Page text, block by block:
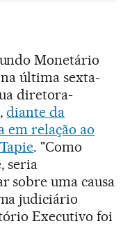
Monetário
última sexta-
diretora-
diante da
em relação ao
. "Como
seria
sobre uma causa
judiciário
Executivo foi